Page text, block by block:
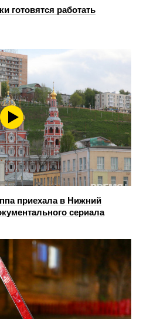
готовятся работать
приехала в Нижний
сериала